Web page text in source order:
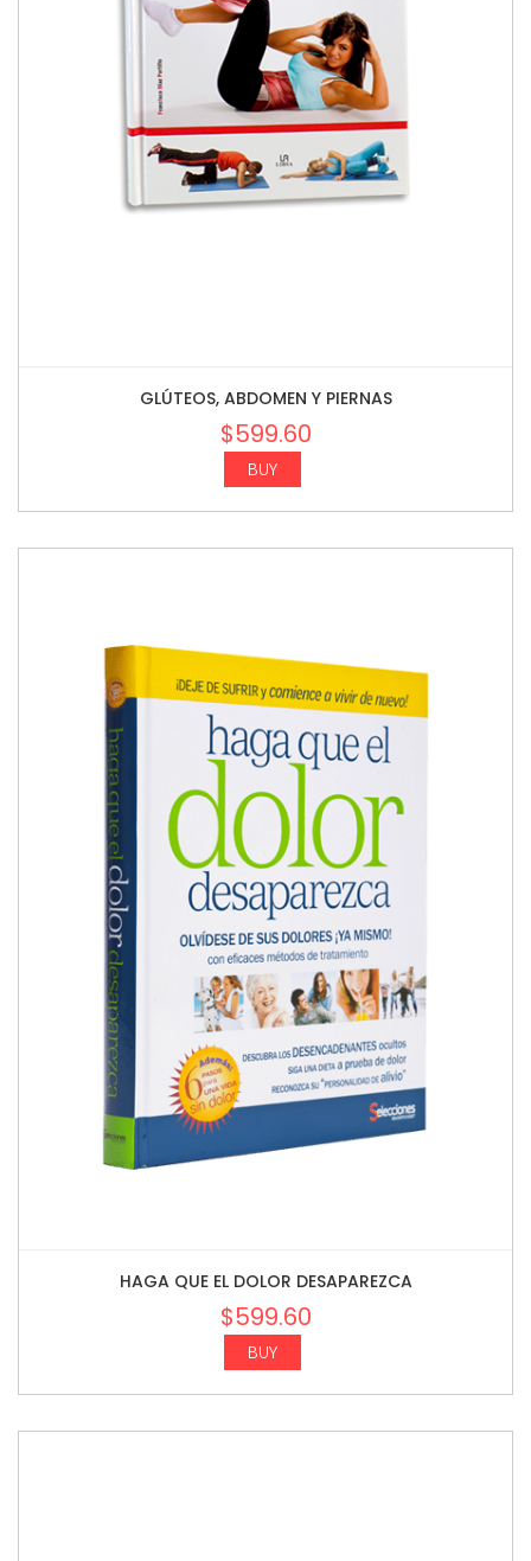
GLÚTEOS, ABDOMEN Y PIERNAS
$599.60
BUY
HAGA QUE EL DOLOR DESAPAREZCA
$599.60
BUY